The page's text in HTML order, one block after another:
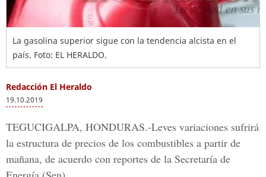
La gasolina superior sigue con la tendencia alcista en el
país. Foto: EL HERALDO.
Redacción El Heraldo
19.10.2019
TEGUCIGALPA, HONDURAS.-Leves variaciones sufrirá
la estructura de precios de los combustibles a partir de
mañana, de acuerdo con reportes de la Secretaría de